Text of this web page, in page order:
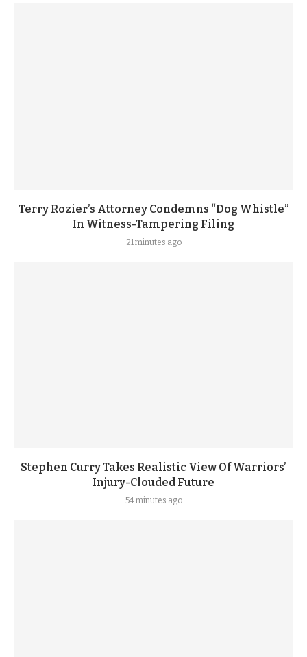
Terry Rozier’s Attorney Condemns “Dog Whistle”
In Witness-Tampering Filing
21 minutes ago
Stephen Curry Takes Realistic View Of Warriors’
Injury-Clouded Future
54 minutes ago